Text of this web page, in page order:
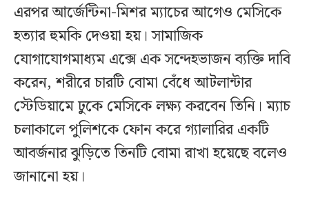
এরপর আর্জেন্টিনা-মিশর ম্যাচের আগেও মেসিকে
হত্যার হুমকি দেওয়া হয়। সামাজিক
যোগাযোগমাধ্যম এক্সে এক সন্দেহভাজন ব্যক্তি দাবি
করেন, শরীরে চারটি বোমা বেঁধে আটলান্টার
স্টেডিয়ামে ঢুকে মেসিকে লক্ষ্য করবেন তিনি। ম্যাচ
চলাকালে পুলিশকে ফোন করে গ্যালারির একটি
আবর্জনার ঝুড়িতে তিনটি বোমা রাখা হয়েছে বলেও
জানানো হয়।